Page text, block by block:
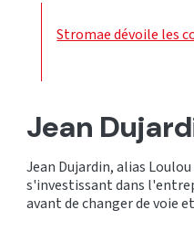
Stromae dévoile les
Jean
Jean Dujardin, alias Loulou
s'investissant dans
avant de changer de voie et